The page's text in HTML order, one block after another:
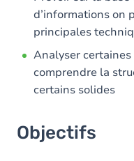
d’informations on
principales
Analyser
comprendre la
certains solides
Objectifs